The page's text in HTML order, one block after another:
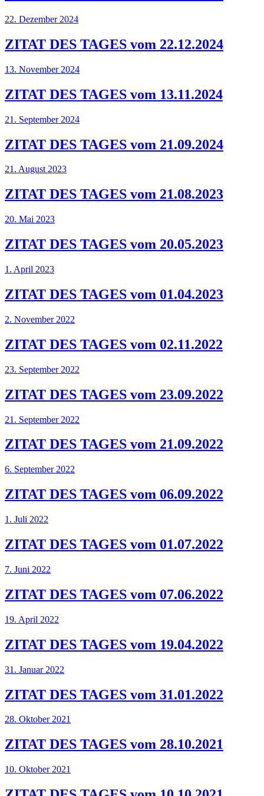
22. Dezember 2024
ZITAT DES TAGES vom 22.12.2024
13. November 2024
ZITAT DES TAGES vom 13.11.2024
21. September 2024
ZITAT DES TAGES vom 21.09.2024
21. August 2023
ZITAT DES TAGES vom 21.08.2023
20. Mai 2023
ZITAT DES TAGES vom 20.05.2023
1. April 2023
ZITAT DES TAGES vom 01.04.2023
2. November 2022
ZITAT DES TAGES vom 02.11.2022
23. September 2022
ZITAT DES TAGES vom 23.09.2022
21. September 2022
ZITAT DES TAGES vom 21.09.2022
6. September 2022
ZITAT DES TAGES vom 06.09.2022
1. Juli 2022
ZITAT DES TAGES vom 01.07.2022
7. Juni 2022
ZITAT DES TAGES vom 07.06.2022
19. April 2022
ZITAT DES TAGES vom 19.04.2022
31. Januar 2022
ZITAT DES TAGES vom 31.01.2022
28. Oktober 2021
ZITAT DES TAGES vom 28.10.2021
10. Oktober 2021